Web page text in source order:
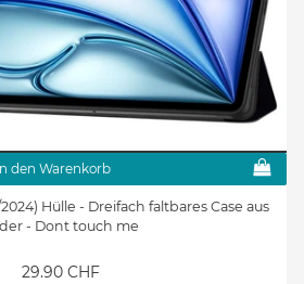
den Warenkorb
Hülle - Dreifach faltbares Case aus
- Dont touch me
29.90 CHF